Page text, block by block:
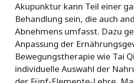
Akupunktur kann Teil einer
Behandlung sein, die auch
Abnehmens umfasst. Dazu
Anpassung der
Bewegungstherapie wie Tai
individuelle Auswahl der